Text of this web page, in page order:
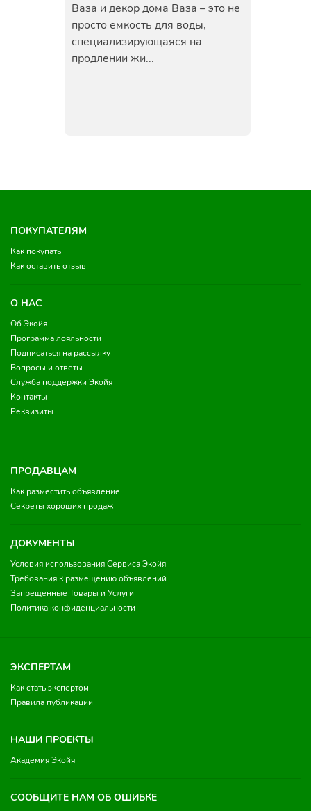
Ваза и декор дома Ваза – это не
просто емкость для воды,
специализирующаяся на
продлении жи...
ПОКУПАТЕЛЯМ
Как покупать
Как оставить отзыв
О НАС
Об Экойя
Программа лояльности
Подписаться на рассылку
Вопросы и ответы
Служба поддержки Экойя
Контакты
Реквизиты
ПРОДАВЦАМ
Как разместить объявление
Секреты хороших продаж
ДОКУМЕНТЫ
Условия использования Сервиса Экойя
Требования к размещению объявлений
Запрещенные Товары и Услуги
Политика конфиденциальности
ЭКСПЕРТАМ
Как стать экспертом
Правила публикации
НАШИ ПРОЕКТЫ
Академия Экойя
СООБЩИТЕ НАМ ОБ ОШИБКЕ